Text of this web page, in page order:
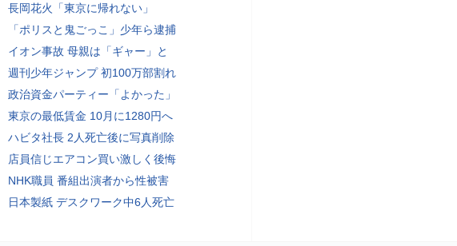
長岡花火「東京に帰れない」
「ポリスと鬼ごっこ」少年ら逮捕
イオン事故 母親は「ギャー」と
週刊少年ジャンプ 初100万部割れ
政治資金パーティー「よかった」
東京の最低賃金 10月に1280円へ
ハビタ社長 2人死亡後に写真削除
店員信じエアコン買い激しく後悔
NHK職員 番組出演者から性被害
日本製紙 デスクワーク中6人死亡